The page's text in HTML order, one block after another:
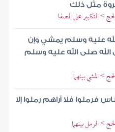
مثل ذلك
> التكبير على الصفا
عليه وسلم يمشي وإن
صلى الله عليه وسلم
> المشي بينهما
فرملوا فلا أراهم رملوا إلا
> الرمل بينهما